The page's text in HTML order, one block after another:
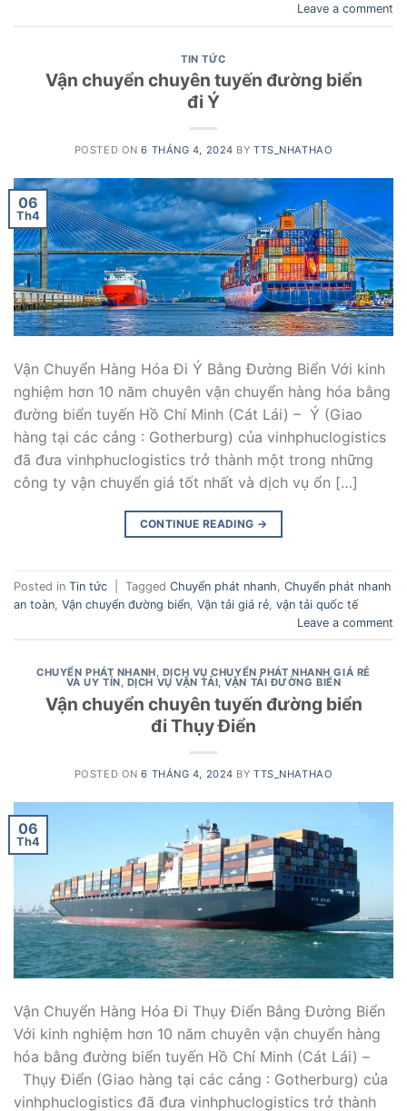
Leave a comment
TIN TỨC
Vận chuyển chuyên tuyến đường biển
đi Ý
POSTED ON6 THÁNG 4, 2024 BYTTS_NHATHAO
06
Th4
Vận Chuyển Hàng Hóa Đi Ý Bằng Đường Biển Với kinh
nghiệm hơn 10 năm chuyên vận chuyển hàng hóa bằng
đường biển tuyến Hồ Chí Minh (Cát Lái) – Ý (Giao
hàng tại các cảng : Gotherburg) của vinhphuclogistics
đã đưa vinhphuclogistics trở thành một trong những
công ty vận chuyển giá tốt nhất và dịch vụ ổn […]
CONTINUE READING →
Posted in Tin tức Tagged Chuyển phát nhanh Chuyển phát nhanh
an toàn Vận chuyển đường biển Vận tải giá rẻ vận tải quốc tế
Leave a comment
CHUYỂN PHÁT NHANH, DỊCH VỤ CHUYỂN PHÁT NHANH GIÁ RẺ
VÀ UY TÍN, DỊCH VỤ VẬN TẢI,VẬN TẢI ĐƯỜNG BIỂN
Vận chuyển chuyên tuyến đường biển
đi Thụy Điển
POSTED ON6 THÁNG 4, 2024 BYTTS_NHATHAO
06
Th4
Vận Chuyển Hàng Hóa Đi Thụy Điển Bằng Đường Biển
Với kinh nghiệm hơn 10 năm chuyên vận chuyển hàng
hóa bằng đường biển tuyến Hồ Chí Minh (Cát Lái) –
Thụy Điển (Giao hàng tại các cảng : Gotherburg) của
vinhphuclogistics đã đưa vinhphuclogistics trở thành